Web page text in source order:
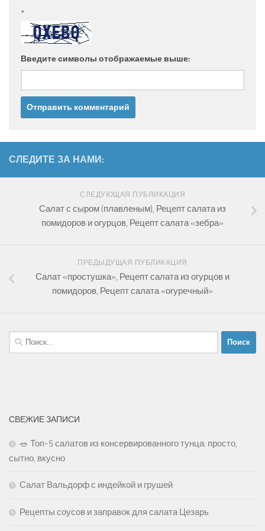
*
Введите символы отображаемые выше:
СЛЕДИТЕ ЗА НАМИ:
СЛЕДУЮЩАЯ ПУБЛИКАЦИЯ
Салат с сыром (плавленым), Рецепт салата из
помидоров и огурцов, Рецепт салата «зебра»
ПРЕДЫДУЩАЯ ПУБЛИКАЦИЯ
Салат «простушка», Рецепт салата из огурцов и
помидоров, Рецепт салата «огуречный»
Найти:
СВЕЖИЕ ЗАПИСИ
🥗 Топ-5 салатов из консервированного тунца: просто,
сытно, вкусно
Салат Вальдорф с индейкой и грушей
Рецепты соусов и заправок для салата Цезарь